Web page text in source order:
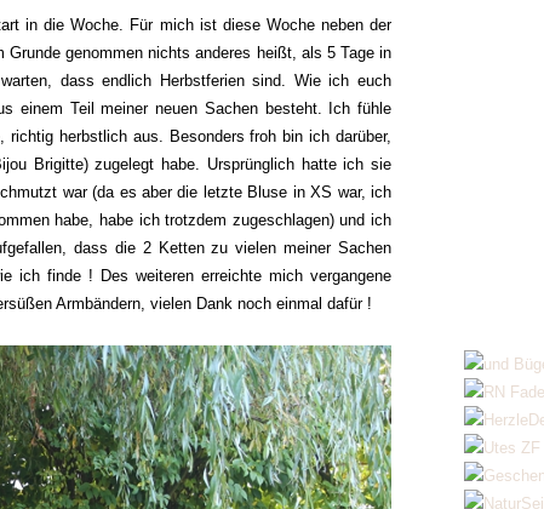
in die Woche. Für mich ist diese Woche neben der
genommen nichts anderes heißt, als 5 Tage in
dass endlich Herbstferien sind. Wie ich euch
einem Teil meiner neuen Sachen besteht. Ich fühle
herbstlich aus. Besonders froh bin ich darüber,
Brigitte) zugelegt habe. Ursprünglich hatte ich sie
war (da es aber die letzte Bluse in XS war, ich
habe, habe ich trotzdem zugeschlagen) und ich
dass die 2 Ketten zu vielen meiner Sachen
ich finde ! Des weiteren erreichte mich vergangene
Armbändern, vielen Dank noch einmal dafür !